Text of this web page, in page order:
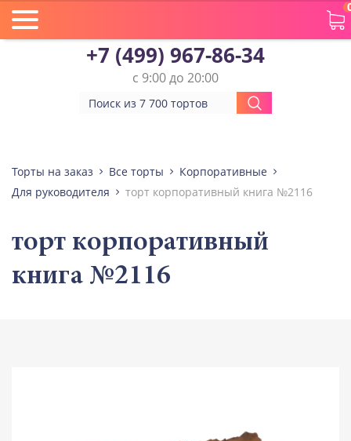
+7 (499) 967-86-34
с 9:00 до 20:00
Торты на заказ Все торты
Корпоративные
Для руководителя
торт корпоративный книга №2116
торт корпоративный
книга №2116